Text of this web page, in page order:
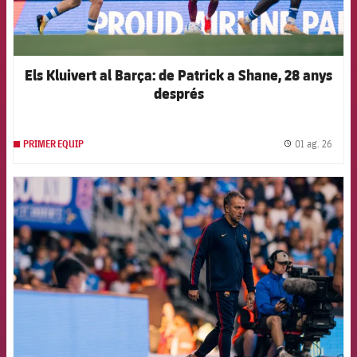
Els Kluivert al Barça: de Patrick a Shane, 28 anys
després
PRIMER EQUIP 01 ag. 26
FCB Barcelona badge